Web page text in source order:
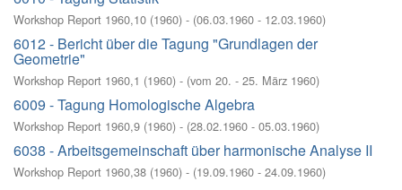
Workshop Report 1960,10 (1960) - (06.03.1960 - 12.03.1960)
6012 - Bericht über die Tagung "Grundlagen der
Geometrie"
Workshop Report 1960,1 (1960) - (vom 20. - 25. März 1960)
6009 - Tagung Homologische Algebra
Workshop Report 1960,9 (1960) - (28.02.1960 - 05.03.1960)
6038 - Arbeitsgemeinschaft über harmonische Analyse II
Workshop Report 1960,38 (1960) - (19.09.1960 - 24.09.1960)